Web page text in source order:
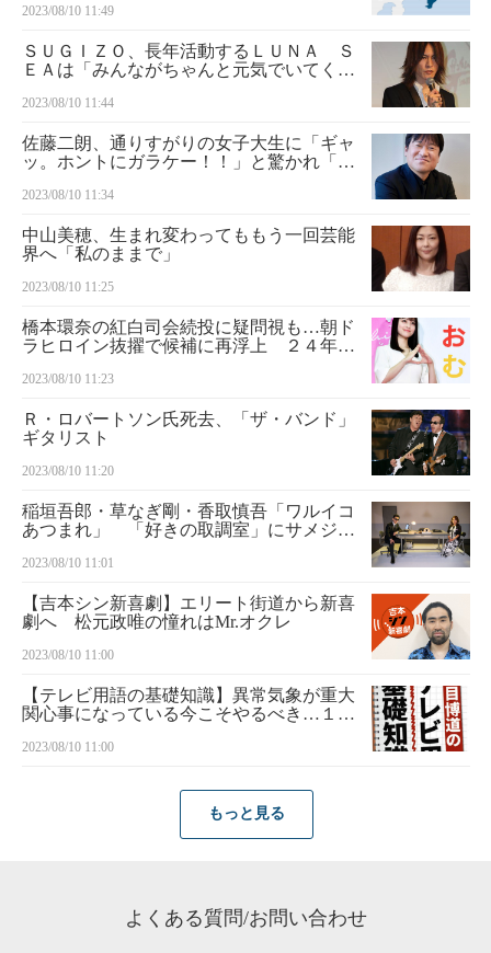
2023/08/10 11:49
ＳＵＧＩＺＯ、長年活動するＬＵＮＡ Ｓ
ＥＡは「みんながちゃんと元気でいてくれ
2023/08/10 11:44
佐藤二朗、通りすがりの女子大生に「ギャ
ッ。ホントにガラケー！！」と驚かれ「馬
2023/08/10 11:34
中山美穂、生まれ変わってももう一回芸能
界へ「私のままで」
2023/08/10 11:25
橋本環奈の紅白司会続投に疑問視も…朝ド
ラヒロイン抜擢で候補に再浮上 ２４年
2023/08/10 11:23
Ｒ・ロバートソン氏死去、「ザ・バンド」
ギタリスト
2023/08/10 11:20
稲垣吾郎・草なぎ剛・香取慎吾「ワルイコ
あつまれ」 「好きの取調室」にサメジャ
2023/08/10 11:01
【吉本シン新喜劇】エリート街道から新喜
劇へ 松元政唯の憧れはMr.オクレ
2023/08/10 11:00
【テレビ用語の基礎知識】異常気象が重大
関心事になっている今こそやるべき…１時
な試み
2023/08/10 11:00
もっと見る
よくある質問/お問い合わせ